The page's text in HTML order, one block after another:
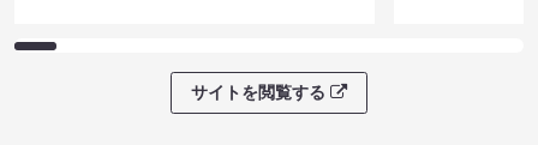
サイトを閲覧する